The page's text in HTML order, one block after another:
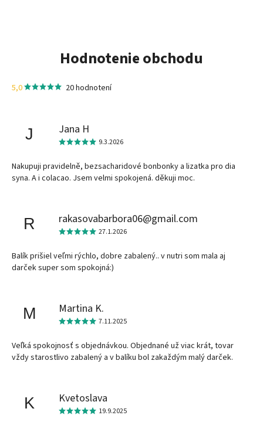
Hodnotenie obchodu
5,0 20 hodnotení
J Jana H
9.3.2026
Nakupuji pravidelně, bezsacharidové bonbonky a lizatka pro dia
syna. A i colacao. Jsem velmi spokojená. děkuji moc.
R rakasovabarbora06@gmail.com
27.1.2026
Balík prišiel veľmi rýchlo, dobre zabalený.. v nutri som mala aj
darček super som spokojná:)
M Martina K.
7.11.2025
Veľká spokojnosť s objednávkou. Objednané už viac krát, tovar
vždy starostlivo zabalený a v balíku bol zakaždým malý darček.
K Kvetoslava
19.9.2025